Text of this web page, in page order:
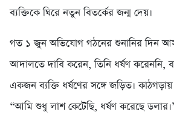
ব্যক্তিকে ঘিরে নতুন বিতর্কের জন্ম দেয়।
গত ১ জুন অভিযোগ গঠনের শুনানির দিন
আদালতে দাবি করেন, তিনি ধর্ষণ করেননি,
একজন ব্যক্তি ধর্ষণের সঙ্গে জড়িত।
“আমি শুধু লাশ কেটেছি, ধর্ষণ করেছে